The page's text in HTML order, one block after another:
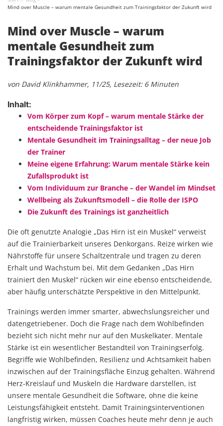
Mind over Muscle – warum mentale Gesundheit zum Trainingsfaktor der Zukunft wird
Mind over Muscle – warum
mentale Gesundheit zum
Trainingsfaktor der Zukunft wird
von David Klinkhammer, 11/25, Lesezeit: 6 Minuten
Inhalt:
Vom Körper zum Kopf – warum mentale Stärke der
entscheidende Trainingsfaktor ist
Mentale Gesundheit im Trainingsalltag – der neue Job
der Trainer
Meine eigene Erfahrung: Warum mentale Stärke kein
Zufallsprodukt ist
Vom Individuum zur Branche – der Wandel im Mindset
Wellbeing als Zukunftsmodell – die Rolle der ISPO
Die Zukunft des Trainings ist ganzheitlich
Die oft genutzte Analogie „Das Hirn ist ein Muskel“ verweist
auf die Trainierbarkeit unseres Denkorgans. Reize wirken wie
Nährstoffe für unsere Schaltzentrale und tragen zu deren
Erhalt und Wachstum bei. Mit dem Gedanken „Das Hirn
trainiert den Muskel“ rücken wir eine ebenso entscheidende,
aber häufig unterschätzte Perspektive in den Mittelpunkt.
Trainings werden immer smarter, abwechslungsreicher und
datengetriebener. Doch die Frage nach dem Wohlbefinden
bezieht sich nicht mehr nur auf den Muskelkater. Mentale
Stärke ist ein wesentlicher Bestandteil von Trainingserfolg.
Begriffe wie Wohlbefinden, Resilienz und Achtsamkeit haben
inzwischen auf der Trainingsfläche Einzug gehalten. Während
Herz-Kreislauf und Muskeln die Hardware darstellen, ist
unsere mentale Gesundheit die Software, ohne die keine
Leistungsfähigkeit entsteht. Damit Trainingsinterventionen
langfristig wirken, müssen Coaches heute mehr denn je auch